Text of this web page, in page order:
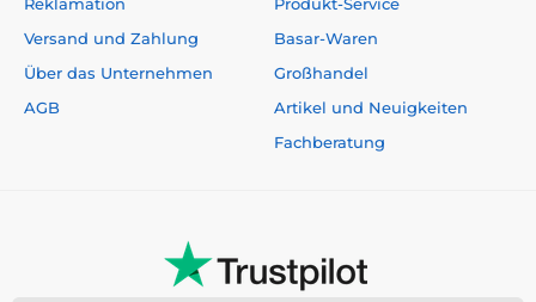
Versand und Zahlung
Über das Unternehmen
AGB
Basar-Waren
Großhandel
Artikel und Neuigkeiten
Fachberatung